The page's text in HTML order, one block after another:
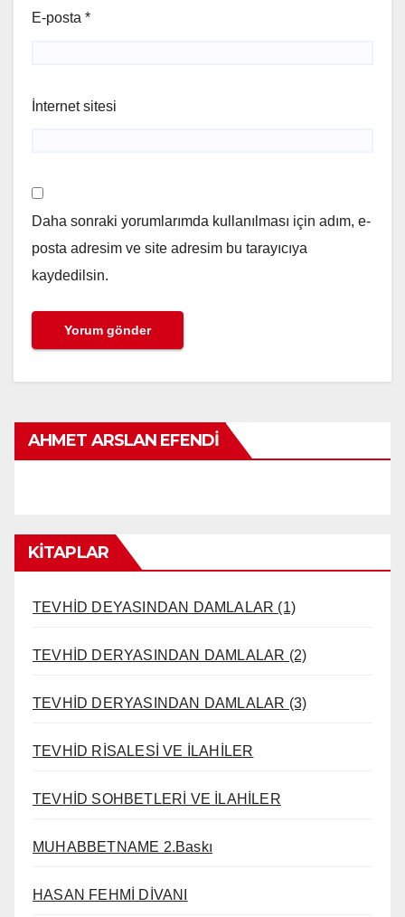
E-posta *
İnternet sitesi
Daha sonraki yorumlarımda kullanılması için adım, e-
posta adresim ve site adresim bu tarayıcıya
kaydedilsin.
AHMET ARSLAN EFENDI
KİTAPLAR
TEVHİD DEYASINDAN DAMLALAR (1)
TEVHİD DERYASINDAN DAMLALAR (2)
TEVHİD DERYASINDAN DAMLALAR (3)
TEVHİD RİSALESİ VE İLAHİLER
TEVHİD SOHBETLERİ VE İLAHİLER
MUHABBETNAME 2.Baskı
HASAN FEHMİ DİVANI